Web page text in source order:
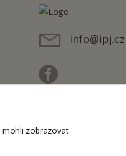
info@ipj.cz
zobrazovat